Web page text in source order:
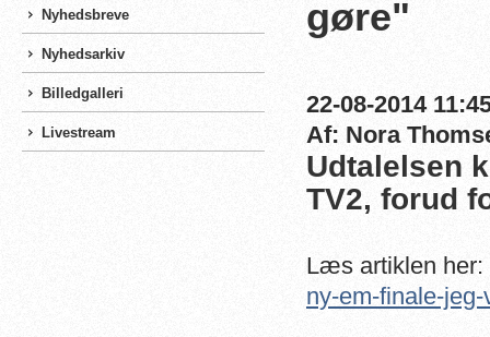
Nyhedsbreve
Nyhedsarkiv
Billedgalleri
Livestream
gøre"
22-08-2014
Af: Nora
Udtalelsen
TV2, forud
Læs artiklen her:
ny-em-finale-